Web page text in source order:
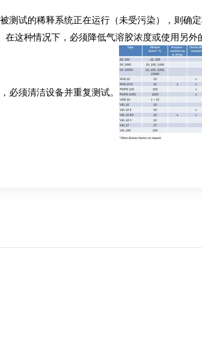
测试的稀释系统正在运行（未受污染），则确
这种情况下，必须降低气溶胶浓度或使用另
必须清洁设备并重复测试。